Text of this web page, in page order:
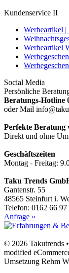
Kundenservice II
Werbeartikel |
Werbeartikel
Social Media
Persönliche
Beratungs-Hotline
oder Mail
Perfekte Beratung
Direkt und ohne
Geschäftszeiten
Montag - Freitag:
Taku Trends
Gantenstr. 55
48565 Steinfurt i.
Telefon: 0162 66 97
Anfrage »
© 2026 Takutrends
modified
Umsetzung Rehm